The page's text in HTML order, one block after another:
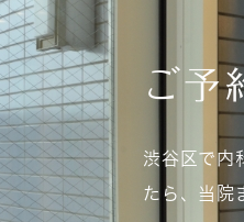
ご予
渋谷区で内
たら、当院